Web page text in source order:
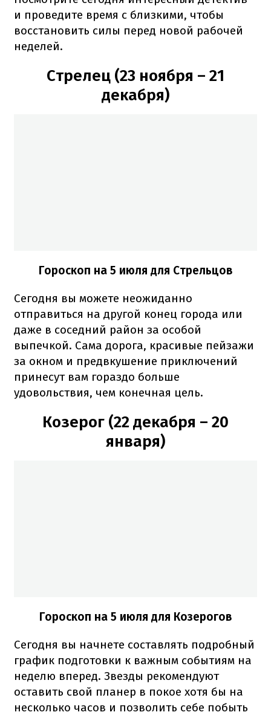
и проведите время с близкими, чтобы
восстановить силы перед новой рабочей
неделей.
Стрелец (23 ноября – 21
декабря)
Гороскоп на 5 июля для Стрельцов
Сегодня вы можете неожиданно
отправиться на другой конец города или
даже в соседний район за особой
выпечкой. Сама дорога, красивые пейзажи
за окном и предвкушение приключений
принесут вам гораздо больше
удовольствия, чем конечная цель.
Козерог (22 декабря – 20
января)
Гороскоп на 5 июля для Козерогов
Сегодня вы начнете составлять подробный
график подготовки к важным событиям на
неделю вперед. Звезды рекомендуют
оставить свой планер в покое хотя бы на
несколько часов и позволить себе побыть